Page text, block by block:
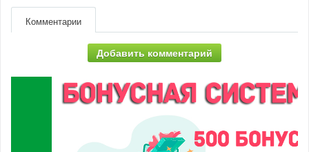
Комментарии
Добавить комментарий